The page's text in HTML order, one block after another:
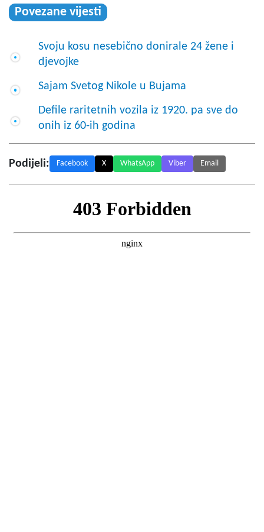
Povezane vijesti
Svoju kosu nesebično donirale 24 žene i
djevojke
Sajam Svetog Nikole u Bujama
Defile raritetnih vozila iz 1920. pa sve do
onih iz 60-ih godina
Podijeli: Facebook X WhatsApp Viber Email